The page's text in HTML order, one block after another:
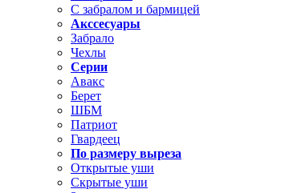
С забралом и бармицей
Акссесуары
Забрало
Чехлы
Серии
Авакс
Берет
ШБМ
Патриот
Гвардеец
По размеру выреза
Открытые уши
Скрытые уши